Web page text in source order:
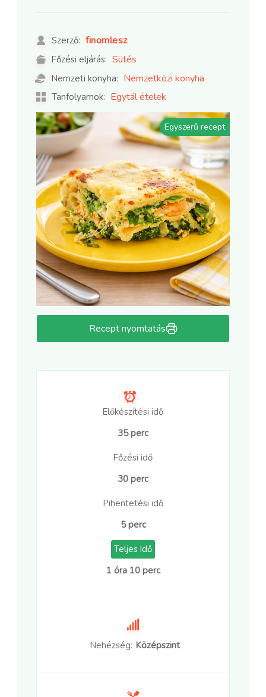
Szerző: finomlesz
Főzési eljárás: Sütés
Nemzeti konyha: Nemzetközi konyha
Tanfolyamok: Egytál ételek
Recept nyomtatás
Egyszerű recept
Előkészítési idő
35 perc
Főzési idő
30 perc
Pihentetési idő
5 perc
Teljes Idő
1 óra 10 perc
Nehézség: Középszint